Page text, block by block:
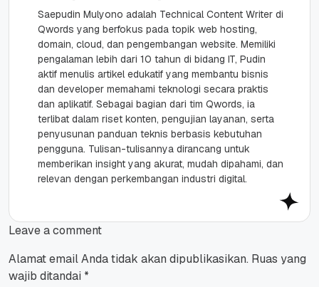
Saepudin Mulyono adalah Technical Content Writer di
Qwords yang berfokus pada topik web hosting,
domain, cloud, dan pengembangan website. Memiliki
pengalaman lebih dari 10 tahun di bidang IT, Pudin
aktif menulis artikel edukatif yang membantu bisnis
dan developer memahami teknologi secara praktis
dan aplikatif. Sebagai bagian dari tim Qwords, ia
terlibat dalam riset konten, pengujian layanan, serta
penyusunan panduan teknis berbasis kebutuhan
pengguna. Tulisan-tulisannya dirancang untuk
memberikan insight yang akurat, mudah dipahami, dan
relevan dengan perkembangan industri digital.
Leave a comment
Alamat email Anda tidak akan dipublikasikan. Ruas yang
wajib ditandai *